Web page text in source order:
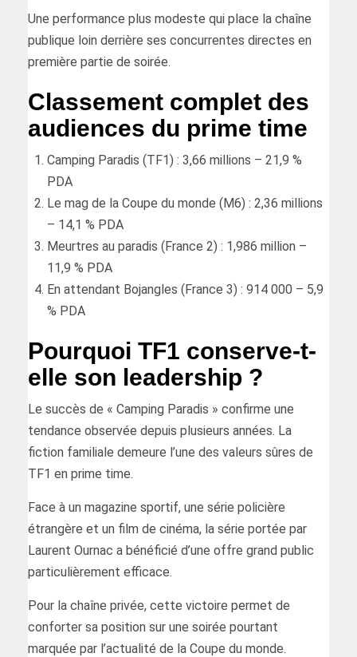
Une performance plus modeste qui place la chaîne
publique loin derrière ses concurrentes directes en
première partie de soirée.
Classement complet des
audiences du prime time
Camping Paradis (TF1) : 3,66 millions – 21,9 %
PDA
Le mag de la Coupe du monde (M6) : 2,36 millions
– 14,1 % PDA
Meurtres au paradis (France 2) : 1,986 million –
11,9 % PDA
En attendant Bojangles (France 3) : 914 000 – 5,9
% PDA
Pourquoi TF1 conserve-t-
elle son leadership ?
Le succès de « Camping Paradis » confirme une
tendance observée depuis plusieurs années. La
fiction familiale demeure l’une des valeurs sûres de
TF1 en prime time.
Face à un magazine sportif, une série policière
étrangère et un film de cinéma, la série portée par
Laurent Ournac a bénéficié d’une offre grand public
particulièrement efficace.
Pour la chaîne privée, cette victoire permet de
conforter sa position sur une soirée pourtant
marquée par l’actualité de la Coupe du monde.